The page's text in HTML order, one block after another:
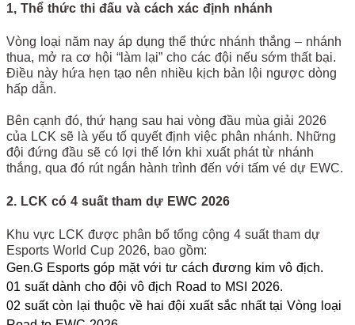
1, Thể thức thi đấu và cách xác định nhánh
Vòng loại năm nay áp dụng thể thức nhánh thắng – nhánh
thua, mở ra cơ hội “làm lại” cho các đội nếu sớm thất bại.
Điều này hứa hẹn tạo nên nhiều kịch bản lội ngược dòng
hấp dẫn.
Bên cạnh đó, thứ hạng sau hai vòng đầu mùa giải 2026
của LCK sẽ là yếu tố quyết định việc phân nhánh. Những
đội đứng đầu sẽ có lợi thế lớn khi xuất phát từ nhánh
thắng, qua đó rút ngắn hành trình đến với tấm vé dự EWC.
2. LCK có 4 suất tham dự EWC 2026
Khu vực LCK được phân bổ tổng cộng 4 suất tham dự
Esports World Cup 2026, bao gồm:
Gen.G Esports góp mặt với tư cách đương kim vô địch.
01 suất dành cho đội vô địch Road to MSI 2026.
02 suất còn lại thuộc về hai đội xuất sắc nhất tại Vòng loại